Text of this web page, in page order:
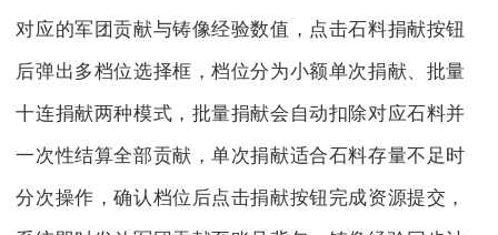
对应的军团贡献与铸像经验数值，点击石料捐献按钮
后弹出多档位选择框，档位分为小额单次捐献、批量
十连捐献两种模式，批量捐献会自动扣除对应石料并
一次性结算全部贡献，单次捐献适合石料存量不足时
分次操作，确认档位后点击捐献按钮完成资源提交，